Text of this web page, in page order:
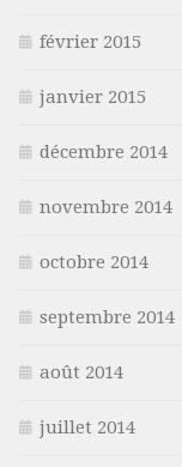
février 2015
janvier 2015
décembre 2014
novembre 2014
octobre 2014
septembre 2014
août 2014
juillet 2014